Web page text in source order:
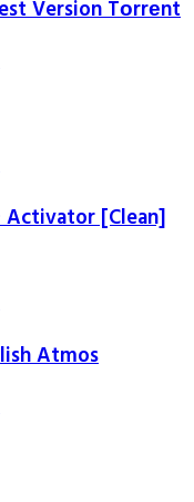
Version Tоrrеnt
Activator [Clean]
Atmos